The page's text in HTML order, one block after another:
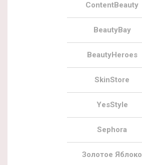
ContentBeauty
BeautyBay
BeautyHeroes
SkinStore
YesStyle
Sephora
Золотое Яблоко